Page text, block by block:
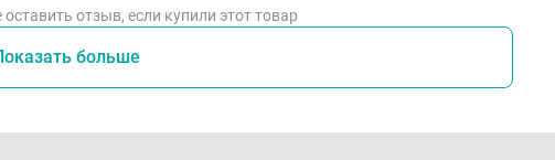
отзыв, если купили этот товар
больше